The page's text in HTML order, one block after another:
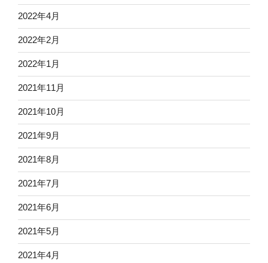
2022年4月
2022年2月
2022年1月
2021年11月
2021年10月
2021年9月
2021年8月
2021年7月
2021年6月
2021年5月
2021年4月